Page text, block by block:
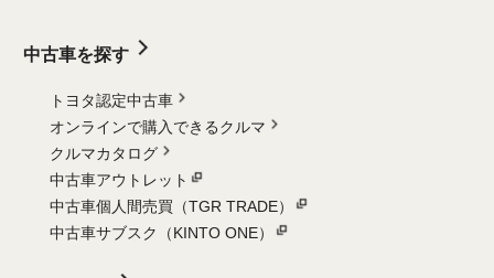
中古車を探す
トヨタ認定中古車
オンラインで購入できるクルマ
クルマカタログ
中古車アウトレット
中古車個人間売買（TGR TRADE）
中古車サブスク（KINTO ONE）